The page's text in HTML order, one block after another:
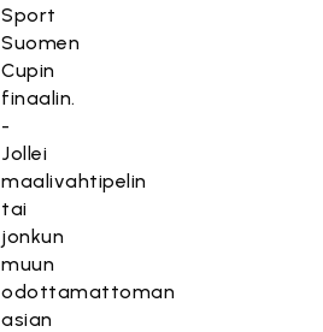
Sport
Suomen
Cupin
finaalin.
-
Jollei
maalivahtipelin
tai
jonkun
muun
odottamattoman
asian